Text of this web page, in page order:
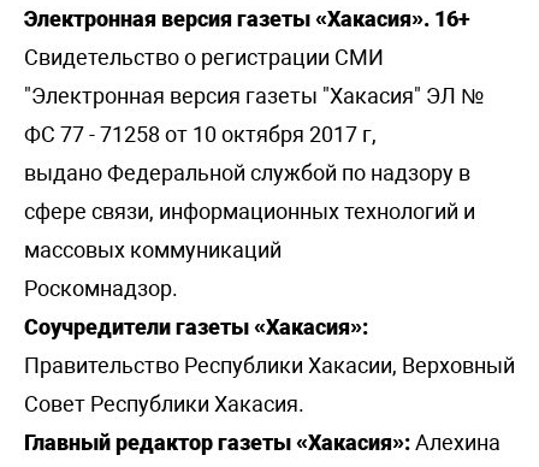
Электронная версия газеты «Хакасия». 16+
Свидетельство о регистрации СМИ
"Электронная версия газеты "Хакасия" ЭЛ №
ФС 77 - 71258 от 10 октября 2017 г,
выдано Федеральной службой по надзору в
сфере связи, информационных технологий и
массовых коммуникаций
Роскомнадзор.
Соучредители газеты «Хакасия»:
Правительство Республики Хакасии, Верховный
Совет Республики Хакасия.
Главный редактор газеты «Хакасия»:Алехина